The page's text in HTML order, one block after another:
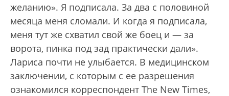
желанию». Я подписала. За два с половиной
месяца меня сломали. И когда я подписала,
меня тут же схватил свой же боец и — за
ворота, пинка под зад практически дали».
Лариса почти не улыбается. В медицинском
заключении, с которым с ее разрешения
ознакомился корреспондент The New Times,